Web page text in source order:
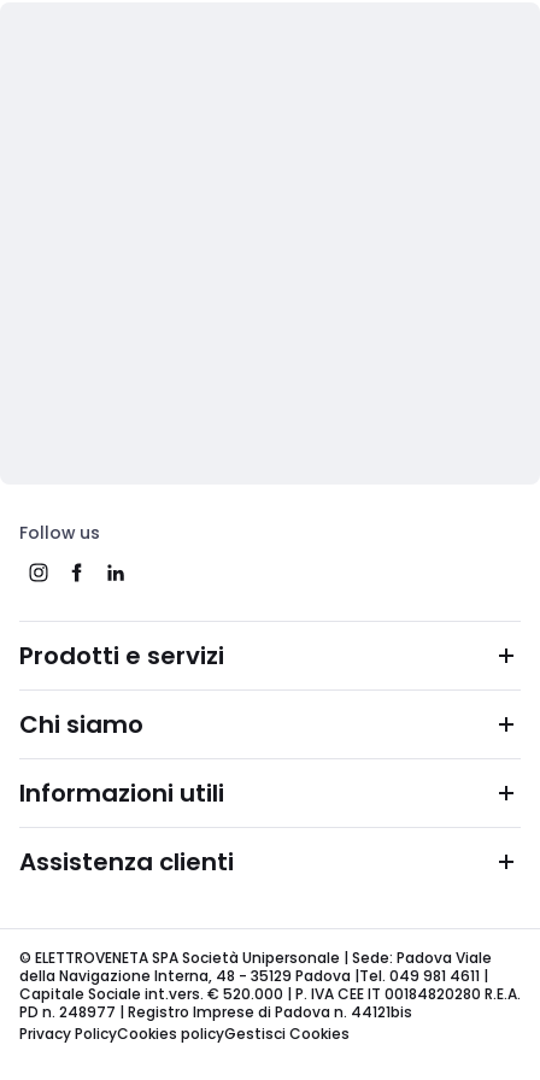
Follow us
Prodotti e servizi
Chi siamo
Informazioni utili
Assistenza clienti
© ELETTROVENETA SPA Società Unipersonale | Sede: Padova Viale
della Navigazione Interna, 48 - 35129 Padova |Tel. 049 981 4611 |
Capitale Sociale int.vers. € 520.000 | P. IVA CEE IT 00184820280 R.E.A.
PD n. 248977 | Registro Imprese di Padova n. 44121bis
Privacy PolicyCookies policyGestisci Cookies